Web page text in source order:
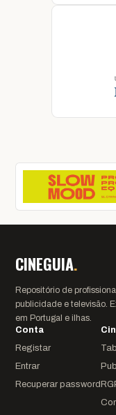
CINEGUIA.
Repositório de
publicidade e televisão.
em Portugal e ilhas.
Conta
Registar
Entrar
Recuperar password